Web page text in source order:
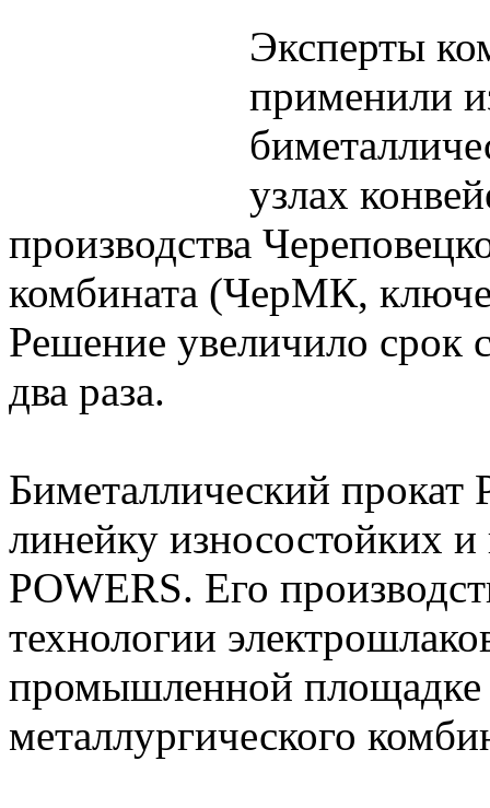
Эксперты
применили
узлах
производства
комбината (ЧерМК,
Решение увеличило срок
два раза.
Биметаллический
линейку износостойких
POWERS. Его
технологии
промышленной площадке
металлургического